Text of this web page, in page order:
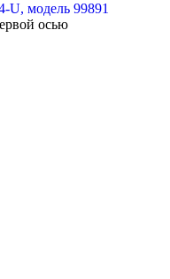
U, модель 99891
осью